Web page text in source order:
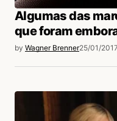
Algumas das
que foram
by Wagner Brenner25/01/2017